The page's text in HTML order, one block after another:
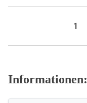
1
Informationen: